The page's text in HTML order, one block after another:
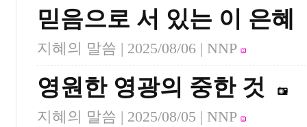
믿음으로 서 있는 이 은혜
지혜의 말씀 | 2025/08/06 | NNP
영원한 영광의 중한 것
지혜의 말씀 | 2025/08/05 | NNP